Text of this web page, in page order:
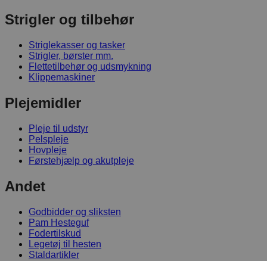
Strigler og tilbehør
Striglekasser og tasker
Strigler, børster mm.
Flettetilbehør og udsmykning
Klippemaskiner
Plejemidler
Pleje til udstyr
Pelspleje
Hovpleje
Førstehjælp og akutpleje
Andet
Godbidder og sliksten
Pam Hesteguf
Fodertilskud
Legetøj til hesten
Staldartikler